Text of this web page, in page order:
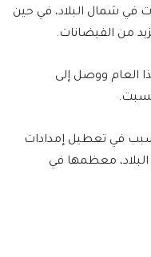
في شمال البلاد، في حين
من الفيضانات.
العام ووصل إلى
في تعطيل إمدادات
البلاد، معظمها في